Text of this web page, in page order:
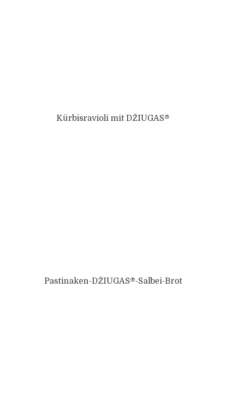
Kürbisravioli mit DŽIUGAS®
Pastinaken-DŽIUGAS®-Salbei-Brot